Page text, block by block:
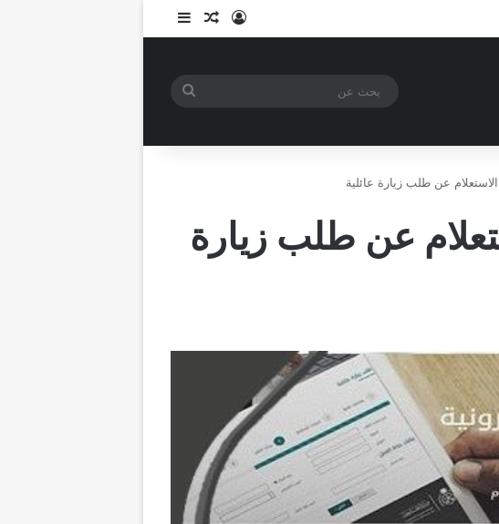
تسجيل الدخول
مقال عشوائي
إضافة عمود جانبي
بحث
عن طلب زيارة عائلية
عن طلب زيارة